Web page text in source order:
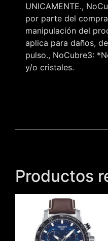
UNICAMENTE.,
por parte del
manipulación del
aplica para daños,
pulso., NoCubre3:
y/o cristales.
Productos